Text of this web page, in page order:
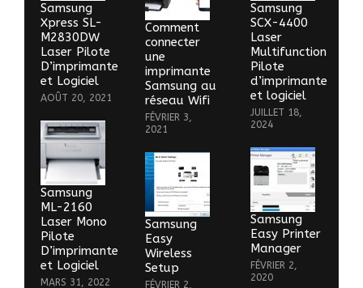
Samsung
Xpress SL-
M2830DW
Laser Pilote
D’imprimante
et Logiciel
AOÛT 20, 2021
Samsung
ML-2160
Laser Mono
Pilote
D’imprimante
et Logiciel
MARS 31, 2022
Comment
connecter
une
imprimante
Samsung au
réseau Wifi
FÉVRIER 3,
2021
Samsung
Easy
Wireless
Setup
FÉVRIER 2,
Samsung
SCX-4400
Laser
Multifunction
Pilote
d’imprimante
et logiciel
JUILLET 18,
2024
Samsung
Easy Printer
Manager
FÉVRIER 2,
2020